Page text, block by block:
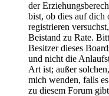
der
bist, ob dies auf dich
registrieren
Beistand zu Rate.
Besitzer dieses
und nicht die
Art ist; außer
mich wenden, falls
zu diesem Forum